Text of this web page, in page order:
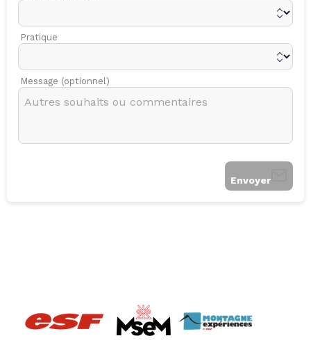
Pratique
Message (optionnel)
Envoyer